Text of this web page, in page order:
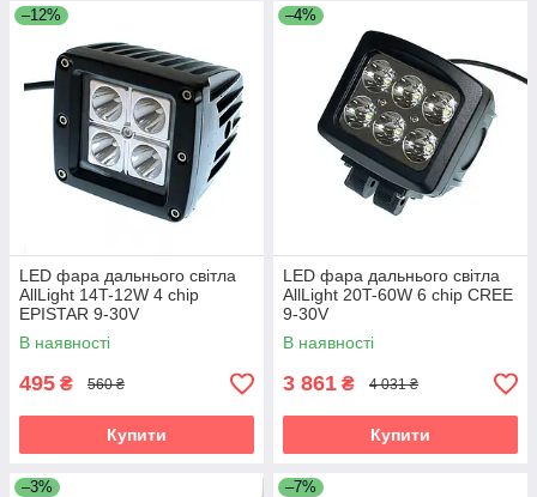
–12%
LED фара дальнього світла
AllLight 14T-12W 4 chip
EPISTAR 9-30V
В наявності
495 ₴ 560 ₴
Купити
–4%
LED фара дальнього світла
AllLight 20T-60W 6 chip CREE
9-30V
В наявності
3 861 ₴ 4 031 ₴
Купити
–3% –7%